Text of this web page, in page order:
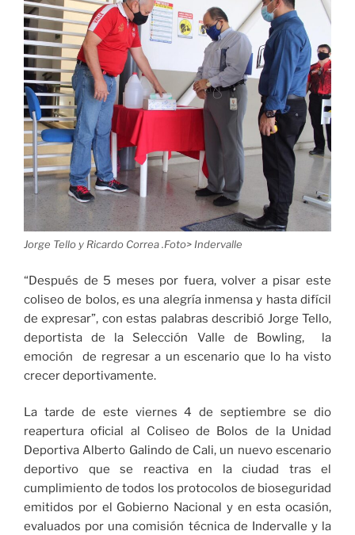
Jorge Tello y Ricardo Correa .Foto> Indervalle
“Después de 5 meses por fuera, volver a pisar este
coliseo de bolos, es una alegría inmensa y hasta difícil
de expresar”, con estas palabras describió Jorge Tello,
deportista de la Selección Valle de Bowling, la
emoción de regresar a un escenario que lo ha visto
crecer deportivamente.
La tarde de este viernes 4 de septiembre se dio
reapertura oficial al Coliseo de Bolos de la Unidad
Deportiva Alberto Galindo de Cali, un nuevo escenario
deportivo que se reactiva en la ciudad tras el
cumplimiento de todos los protocolos de bioseguridad
emitidos por el Gobierno Nacional y en esta ocasión,
evaluados por una comisión técnica de Indervalle y la